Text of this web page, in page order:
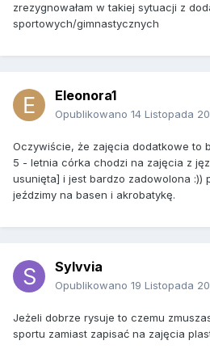
zrezygnowałam w takiej sytuacji z
sportowych/gimnastycznych
Eleonora1
Opublikowano 14 Listopada
Oczywiście, że zajęcia dodatkowe to
5 - letnia córka chodzi na zajęcia z
usunięta] i jest bardzo zadowolona :))
jeździmy na basen i akrobatykę.
Sylvvia
Opublikowano 19 Listopada
Jeżeli dobrze rysuje to czemu
sportu zamiast zapisać na zajęcia